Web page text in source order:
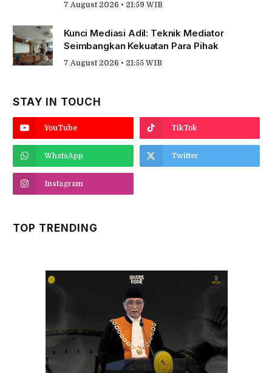
7 August 2026 • 21:59 WIB
Kunci Mediasi Adil: Teknik Mediator
Seimbangkan Kekuatan Para Pihak
7 August 2026 • 21:55 WIB
STAY IN TOUCH
YouTube TikTok
WhatsApp Twitter
Instagram
TOP TRENDING